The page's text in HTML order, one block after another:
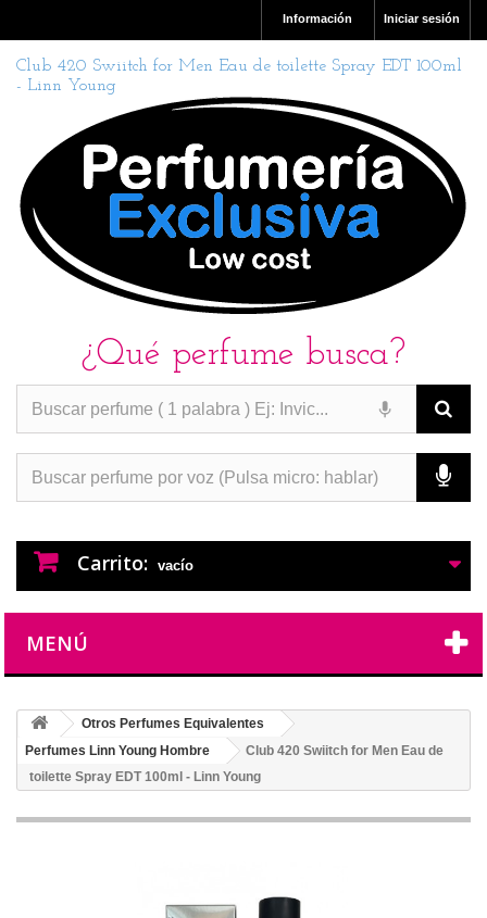
Iniciar sesión
Información
Club 420 Swiitch for Men Eau de toilette Spray EDT 100ml
- Linn Young
¿Qué perfume busca?
Carrito: vacío
MENÚ
Otros Perfumes Equivalentes
Perfumes Linn Young Hombre
Club 420 Swiitch for Men Eau de
toilette Spray EDT 100ml - Linn Young